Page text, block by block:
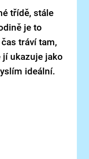
třídě, stále
je to
tráví tam,
jí ukazuje jako
ideální.